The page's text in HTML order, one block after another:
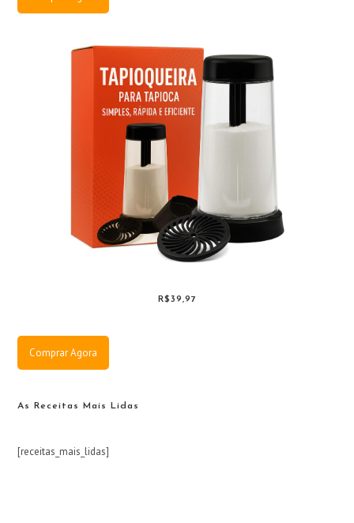
R$39,97
Comprar Agora
As Receitas Mais Lidas
[receitas_mais_lidas]